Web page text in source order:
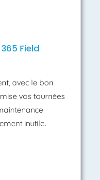
Field
avec le bon
vos tournées
inutile.